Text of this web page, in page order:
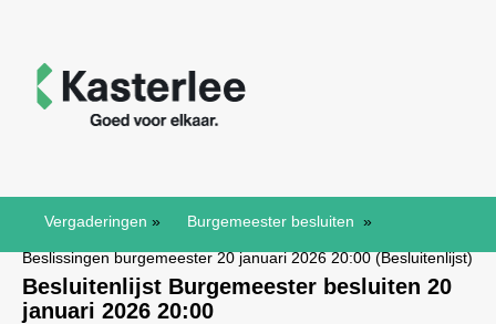
Vergaderingen » Burgemeester besluiten »
Beslissingen burgemeester 20 januari 2026 20:00 (Besluitenlijst)
Besluitenlijst Burgemeester besluiten 20
januari 2026 20:00